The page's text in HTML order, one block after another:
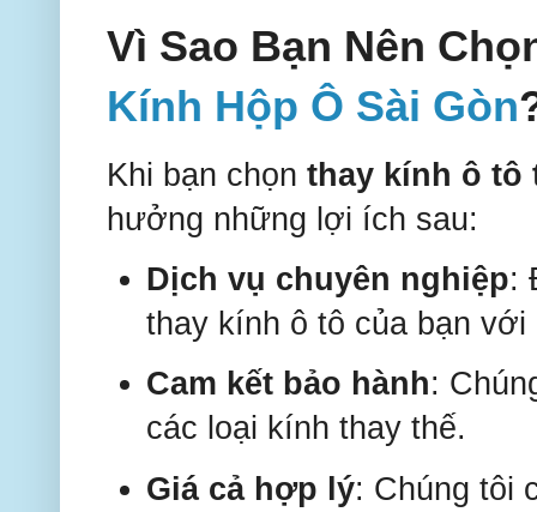
Vì Sao Bạn Nên
Kính Hộp Ô Sài Gòn
Khi bạn chọnthay kính ô tô
hưởng những lợi ích sau:
Dịch vụ chuyên nghiệp:
thay kính ô tô của bạn
Cam kết bảo hành:
các loại kính thay thế.
Giá cả hợp lý: Chúng tôi